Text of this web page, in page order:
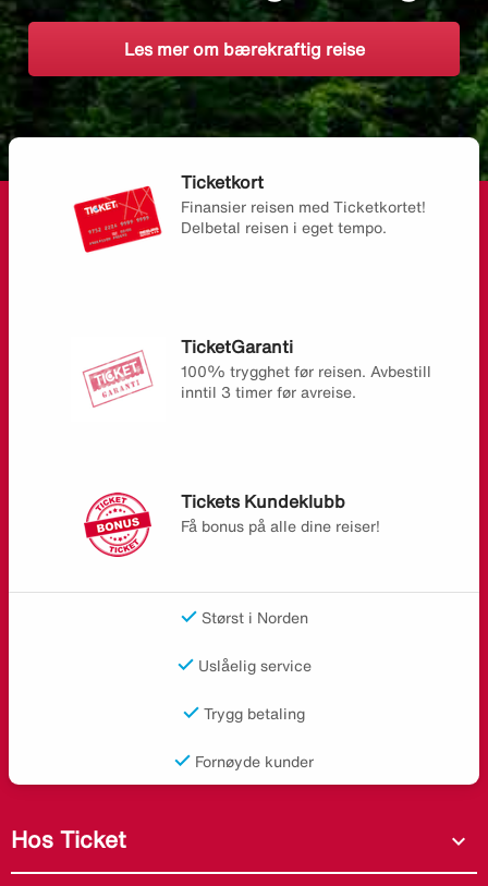
Les mer om bærekraftig reise
Ticketkort
Finansier reisen med Ticketkortet!
Delbetal reisen i eget tempo.
TicketGaranti
100% trygghet før reisen. Avbestill
inntil 3 timer før avreise.
Tickets Kundeklubb
Få bonus på alle dine reiser!
Størst i Norden
Uslåelig service
Trygg betaling
Fornøyde kunder
Hos Ticket expand_more